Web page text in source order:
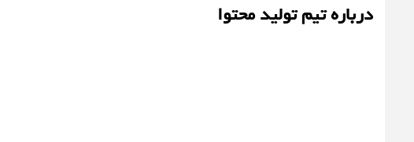
درباره تیم تولید محتوا